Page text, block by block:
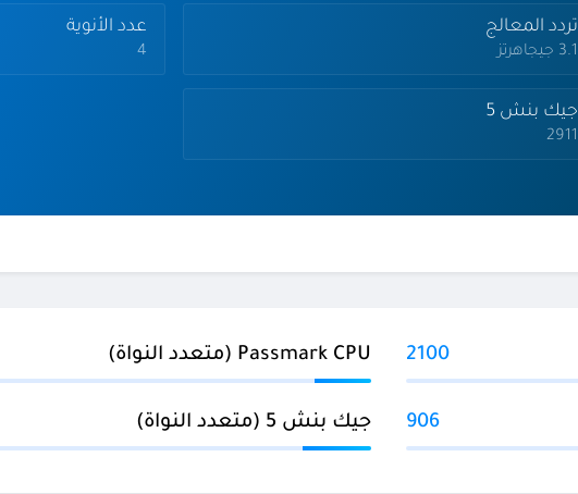
تردد المعالج
3.1 جيجاهرتز
عدد الأنوية
4
جيك بنش 5
2911
2100 Passmark CPU (متعدد النواة)
906 جيك بنش 5 (متعدد النواة)